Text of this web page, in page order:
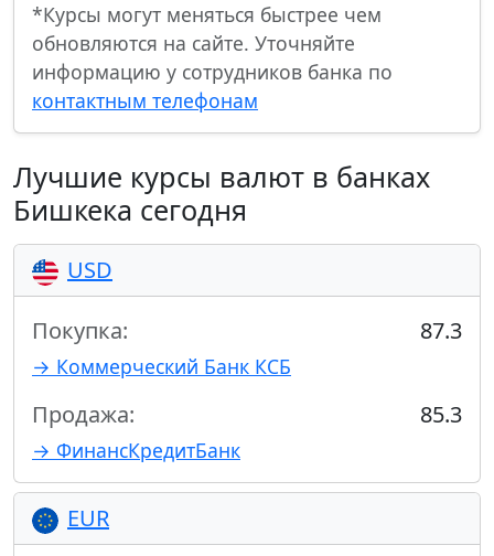
*Курсы могут меняться быстрее чем
обновляются на сайте. Уточняйте
информацию у сотрудников банка по
контактным телефонам
Лучшие курсы валют в банках
Бишкека сегодня
USD
Покупка: 87.3
→ Коммерческий Банк КСБ
Продажа: 85.3
→ ФинансКредитБанк
EUR